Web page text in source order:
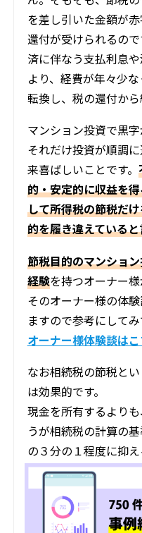
を差し引いた金額が
還付が受けられるの
済に伴なう支払利息
より、経費が年々少
転換し、税の還付から
マンション投資で黒
それだけ投資が順調
来喜ばしいことです。
的・安定的に収益を
して所得税の節税だ
的を履き違えている
節税目的のマンショ
経験を持つオーナー様
そのオーナー様の体
ますので参考にしてみ
オーナー様体験談は
なお相続税の節税と
は効果的です。
現金を所有するより
うが相続税の計算の
の３分の１程度に抑え